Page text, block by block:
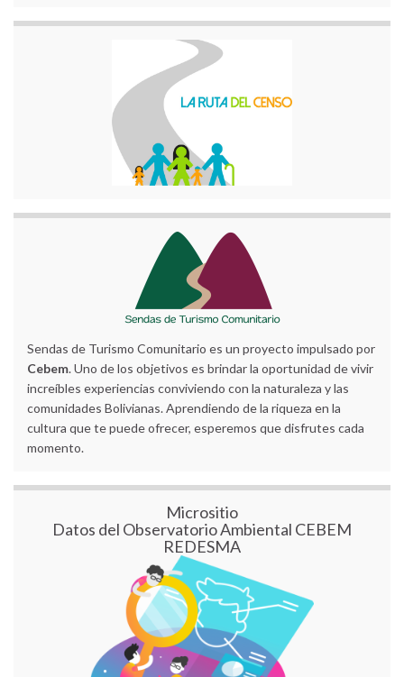
Sendas de Turismo Comunitario es un proyecto impulsado por
Cebem. Uno de los objetivos es brindar la oportunidad de vivir
increíbles experiencias conviviendo con la naturaleza y las
comunidades Bolivianas. Aprendiendo de la riqueza en la
cultura que te puede ofrecer, esperemos que disfrutes cada
momento.
Micrositio
Datos del Observatorio Ambiental CEBEM
REDESMA